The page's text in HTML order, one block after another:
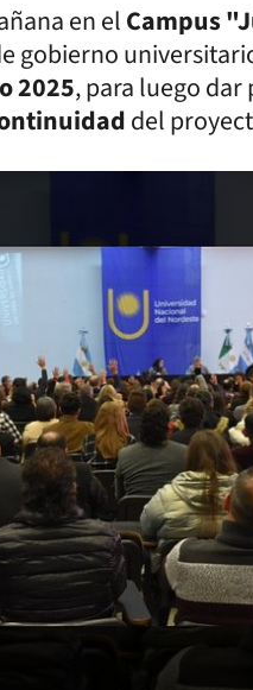
en elCampus
gobierno
2025, para luego dar
del